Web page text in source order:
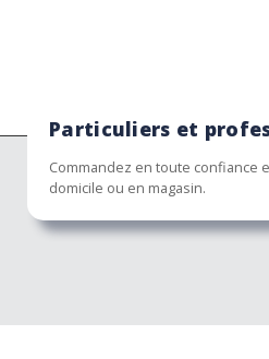
Particuliers et
Commandez en toute confiance
domicile ou en magasin.